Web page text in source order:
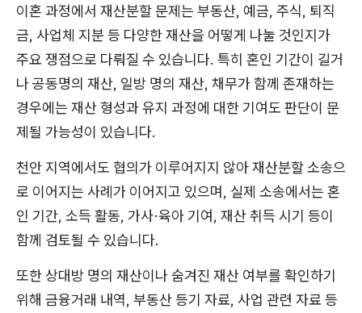
이혼 과정에서 재산분할 문제는 부동산, 예금, 주식, 퇴직
금, 사업체 지분 등 다양한 재산을 어떻게 나눌 것인지가
주요 쟁점으로 다뤄질 수 있습니다. 특히 혼인 기간이 길거
나 공동명의 재산, 일방 명의 재산, 채무가 함께 존재하는
경우에는 재산 형성과 유지 과정에 대한 기여도 판단이 문
제될 가능성이 있습니다.
천안 지역에서도 협의가 이루어지지 않아 재산분할 소송으
로 이어지는 사례가 이어지고 있으며, 실제 소송에서는 혼
인 기간, 소득 활동, 가사·육아 기여, 재산 취득 시기 등이
함께 검토될 수 있습니다.
또한 상대방 명의 재산이나 숨겨진 재산 여부를 확인하기
위해 금융거래 내역, 부동산 등기 자료, 사업 관련 자료 등